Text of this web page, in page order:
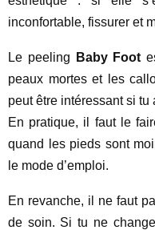
inconfortable, fissurer et
Le peeling Baby Foot
peaux mortes et les
peut être intéressant si
En pratique, il faut le
quand les pieds sont
le mode d’emploi.
En revanche, il ne faut
de soin. Si tu ne